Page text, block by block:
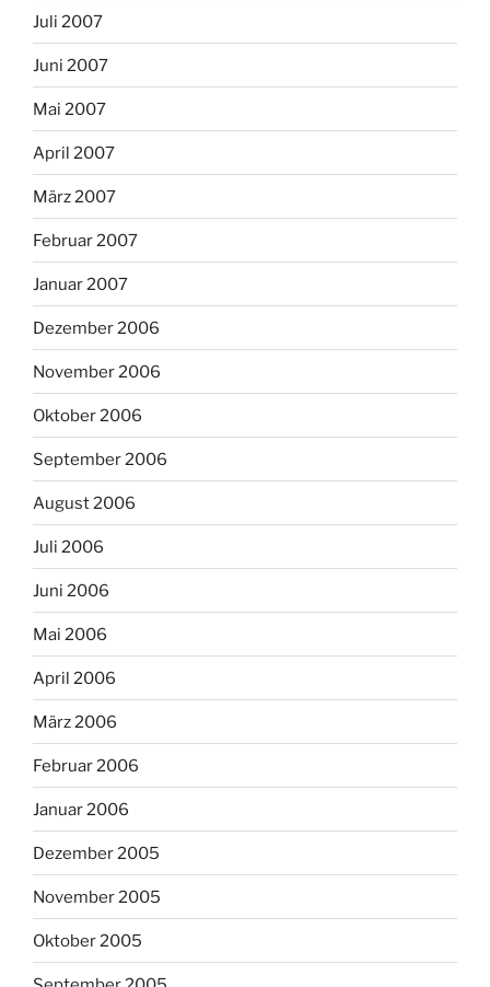
Juli 2007
Juni 2007
Mai 2007
April 2007
März 2007
Februar 2007
Januar 2007
Dezember 2006
November 2006
Oktober 2006
September 2006
August 2006
Juli 2006
Juni 2006
Mai 2006
April 2006
März 2006
Februar 2006
Januar 2006
Dezember 2005
November 2005
Oktober 2005